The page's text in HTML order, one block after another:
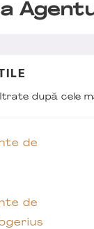
după cele
de
de